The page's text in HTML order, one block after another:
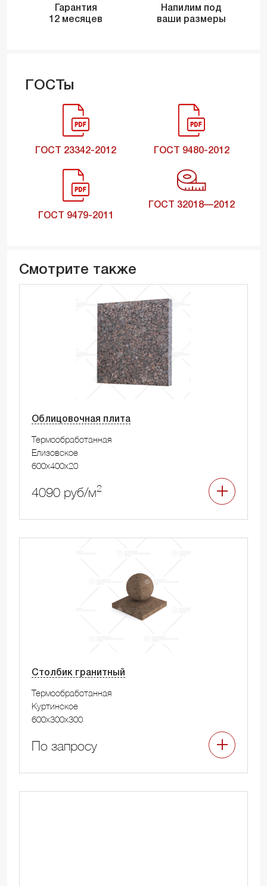
Гарантия
12 месяцев
Напилим под
ваши размеры
ГОСТы
ГОСТ 23342-2012 ГОСТ 9480-2012
ГОСТ 9479-2011
ГОСТ 32018—2012
Смотрите также
Облицовочная плита
Термообработанная
Елизовское
600x400x20
4090 руб/м2
Столбик гранитный
Термообработанная
Куртинское
600x300x300
По запросу